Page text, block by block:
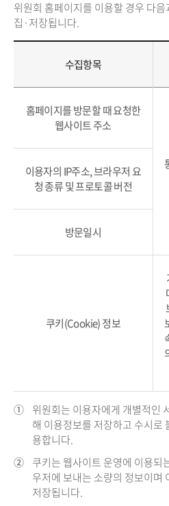
위원회 홈페이지를 이용할 경우 다
집·저장됩니다.
수집항목
홈페이지를 방문할 때 요청한
웹사이트 주소
이용자의 IP주소, 브라우저 요
청 종류 및 프로토콜 버전
방문일시
쿠키(Cookie) 정보
① 위원회는 이용자에게 개별적인
해 이용정보를 저장하고 수시로
용합니다.
② 쿠키는 웹사이트 운영에 이용
우저에 보내는 소량의 정보이며
저장됩니다.